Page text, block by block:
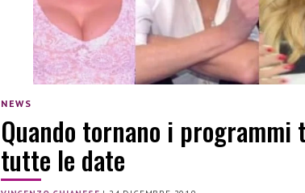
NEWS
Quando tornano i programmi
tutte le date